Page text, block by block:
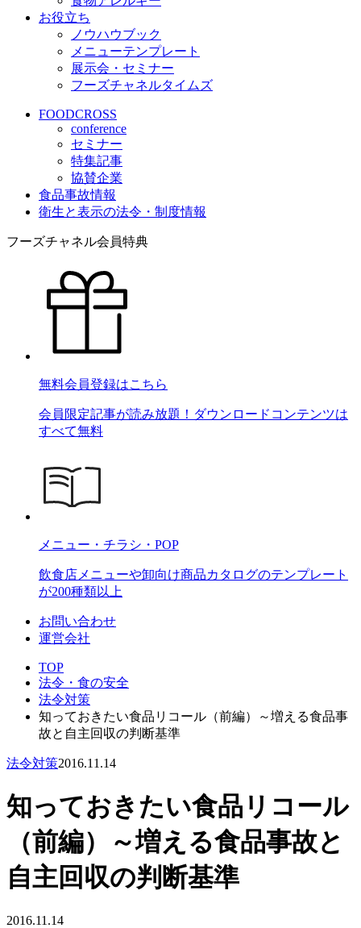
お役立ち
ノウハウブック
メニューテンプレート
展示会・セミナー
フーズチャネルタイムズ
FOODCROSS
conference
セミナー
特集記事
協賛企業
食品事故情報
衛生と表示の法令・制度情報
フーズチャネル会員特典
無料会員登録はこちら
会員限定記事が読み放題！ダウンロードコンテンツは
すべて無料
メニュー・チラシ・POP
飲食店メニューや卸向け商品カタログのテンプレート
が200種類以上
お問い合わせ
運営会社
TOP
法令・食の安全
法令対策
知っておきたい食品リコール（前編）～増える食品事
故と自主回収の判断基準
法令対策2016.11.14
知っておきたい食品リコール
（前編）～増える食品事故と
自主回収の判断基準
2016.11.14